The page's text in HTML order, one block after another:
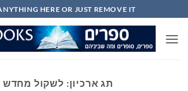
to
content
HERE OR JUST REMOVE IT...
תג ארכיון: לשקול מחדש 2